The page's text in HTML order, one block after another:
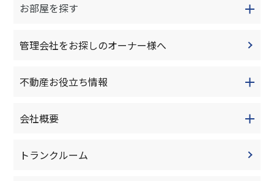
お部屋を探す
管理会社をお探しのオーナー様へ
不動産お役立ち情報
会社概要
トランクルーム